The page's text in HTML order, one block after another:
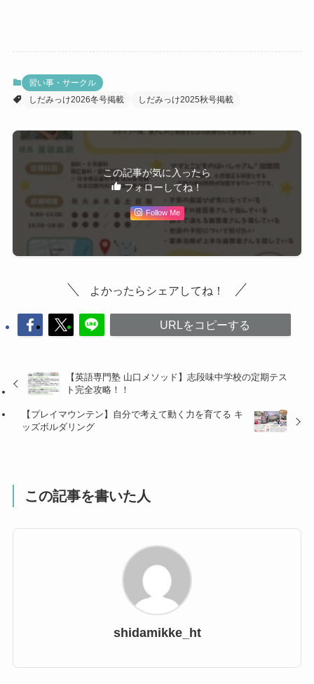
習い事・サークル
しだみっけ2026冬号掲載
しだみっけ2025秋号掲載
この記事が気に入ったら
フォローしてね！
Follow Me
よかったらシェアしてね！
URLをコピーする
【英語専門塾 山口メソッド】志段味中学校の定期テス
ト完全攻略！！
【プレイマウンテン】自分で考えて動く力を育てる キ
ッズボルダリング
この記事を書いた人
shidamikke_ht